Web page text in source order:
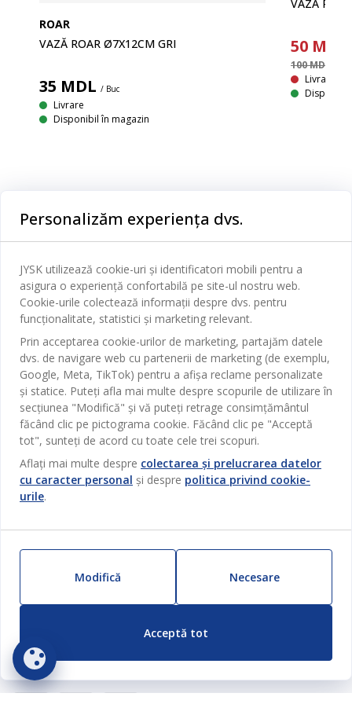
ROAR
VAZĂ ROAR Ø7X12CM GRI
35 MDL / Buc
Livrare
Disponibil în magazin
VAZĂ
50MDL
100 MDL
Livrare
Disponibil
Categorii
Dormitor
Baie
Birou
Sufragerie
Bucătărie
Depozitare
Perdele
Pentru casă
Campanie
ZILNIC PREȚ MIC
Contact Relații Clienți
Magazine și program
Broșură
Termeni si conditii vânzări online
Garantia prețului
Retur
Reclamații
JYSK
Despre JYSK
JYSK.com
Presă
Locuri de muncă
Newsletter
Sustenabilitate
SEDIU CENTRAL
TAROL-DD S.R.L. str. Jubiliara, 41A mun. Chișinău, Republica
Moldova
Vânzări și relații clienți persoane juridice
Telefon: 060 531 531
JYSK RELAȚII CLIENȚI
Contact Relații Clienți
Telefon: 022 022 030
Urmărește Jysk
Personalizăm experiența dvs.
JYSK utilizează cookie-uri și identificatori mobili pentru a
asigura o experiență confortabilă pe site-ul nostru web.
Cookie-urile colectează informații despre dvs. pentru
funcționalitate, statistici și marketing relevant.
Prin acceptarea cookie-urilor de marketing, partajăm datele
dvs. de navigare web cu partenerii de marketing (de exemplu,
Google, Meta, TikTok) pentru a afișa reclame personalizate
și statice. Puteți afla mai multe despre scopurile de utilizare în
secțiunea "Modifică" și vă puteți retrage consimțământul
făcând clic pe pictograma cookie. Făcând clic pe "Acceptă
tot", sunteți de acord cu toate cele trei scopuri.
Aflați mai multe despre colectarea și prelucrarea datelor
cu caracter personal și despre politica privind cookie-
urile.
Modifică Necesare
Acceptă tot